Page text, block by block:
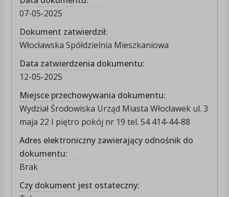
07-05-2025
Dokument zatwierdził:
Włocławska Spółdzielnia Mieszkaniowa
Data zatwierdzenia dokumentu:
12-05-2025
Miejsce przechowywania dokumentu:
Wydział Środowiska Urząd Miasta Włocławek ul. 3
maja 22 I piętro pokój nr 19 tel. 54 414-44-88
Adres elektroniczny zawierający odnośnik do
dokumentu:
Brak
Czy dokument jest ostateczny: